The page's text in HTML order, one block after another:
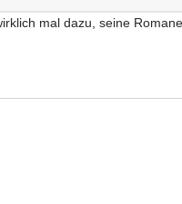
mal dazu, seine